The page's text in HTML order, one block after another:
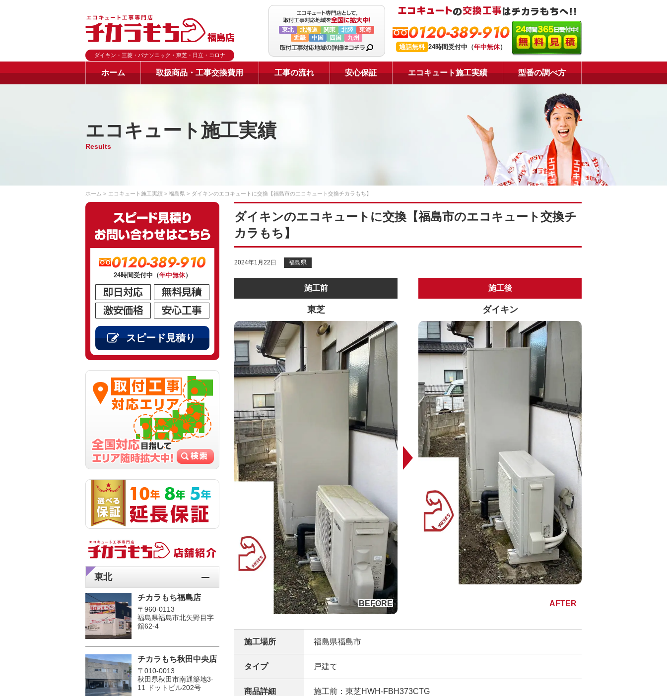
ダイキン・三菱・パナソニック・東芝・日立・コロナ
東北 北海道 関東 北陸
東海
近畿
中国 四国 九州 0120-389-910
通話無料 24時間受付中（年中無休）
ホーム 取扱商品・工事交換費用 工事の流れ 安心保証 エコキュート施工実績 型番の調べ方
エコキュート施工実績
Results
ホーム エコキュート施工実績 福島県 ダイキンのエコキュートに交換【福島市のエコキュート交換チカラもち】
ダイキンのエコキュートに交換【福島市のエコキュート交換チ
カラもち】
2024年1月22日 福島県
施工前
東芝
施工後
ダイキン
施工場所 福島県福島市
タイプ 戸建て
商品詳細 施工前：東芝HWH-FBH373CTG
0120-389-910
24時間受付中（年中無休）
スピード見積り
東北
チカラもち福島店
〒960-0113
福島県福島市北矢野目字
舘62-4
チカラもち秋田中央店
〒010-0013
秋田県秋田市南通築地3-
11 ドットビル202号